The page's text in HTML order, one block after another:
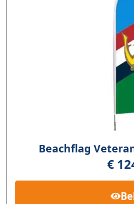
Beachflag
€